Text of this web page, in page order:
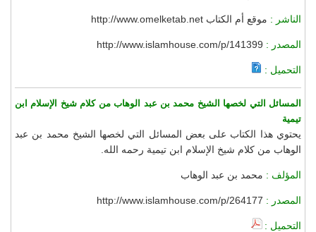
الناشر : موقع أم الكتاب http://www.omelketab.net
المصدر : http://www.islamhouse.com/p/141399
التحميل :
المسائل التي لخصها الشيخ محمد بن عبد الوهاب من كلام شيخ الإسلام ابن
تيمية
يحتوي هذا الكتاب على بعض المسائل التي لخصها الشيخ محمد بن عبد
الوهاب من كلام شيخ الإسلام ابن تيمية رحمه الله.
المؤلف : محمد بن عبد الوهاب
المصدر : http://www.islamhouse.com/p/264177
التحميل :